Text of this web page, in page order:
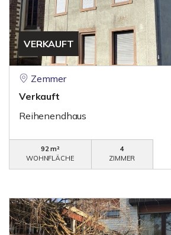
VERKAUFT
Zemmer
Verkauft
Reihenendhaus
92 m²
WOHNFLÄCHE
4
ZIMMER